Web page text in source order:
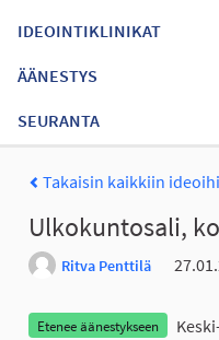
IDEOINTIKLINIKAT
ÄÄNESTYS
SEURANTA
Takaisin kaikkiin
Ulkokuntosali,
Ritva Penttilä
Etenee äänestykseen